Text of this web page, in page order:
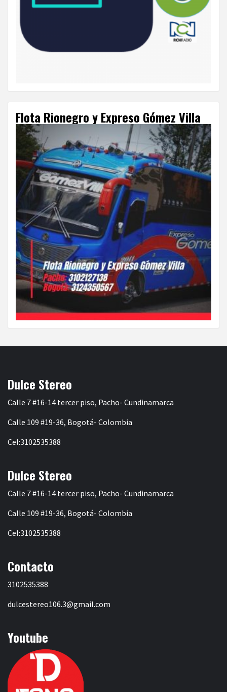
Flota Rionegro y Expreso Gómez Villa
Dulce Stereo
Calle 7 #16-14 tercer piso, Pacho- Cundinamarca
Calle 109 #19-36, Bogotá- Colombia
Cel:3102535388
Dulce Stereo
Calle 7 #16-14 tercer piso, Pacho- Cundinamarca
Calle 109 #19-36, Bogotá- Colombia
Cel:3102535388
Contacto
3102535388
dulcestereo106.3@gmail.com
Youtube